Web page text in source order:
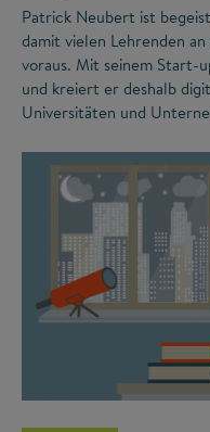
Patrick Neubert ist
damit vielen Lehrenden
voraus. Mit seinem Start-
und kreiert er deshalb
Universitäten und